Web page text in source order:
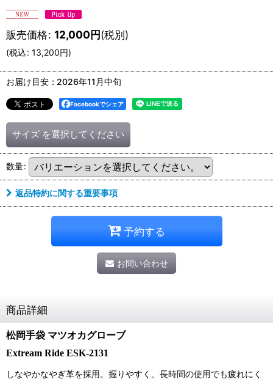
販売価格: 12,000円(税別)
(税込: 13,200円)
お届け目安 : 2026年11月中旬
Facebookでシェア
サイズ を選択してください
数量:
返品特約に関する重要事項
予約する
お問い合わせ
商品詳細
松岡手袋 マツオカグローブ
Extream Ride ESK-2131
しなやかなやぎ革を採用。握りやすく、長時間の使用でも疲れにく